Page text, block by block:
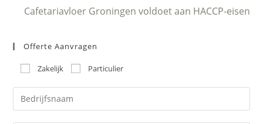
Cafetariavloer Groningen voldoet aan HACCP-eisen
Offerte Aanvragen
Zakelijk Particulier